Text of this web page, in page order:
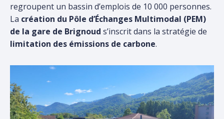
regroupent un bassin d’emplois de 10 000 personnes.
La création du Pôle d’Échanges Multimodal (PEM)
de la gare de Brignoud s’inscrit dans la stratégie de
limitation des émissions de carbone.